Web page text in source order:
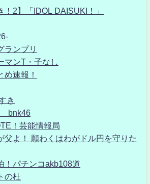
！2】「IDOL DAISUKI！」
ランプリ
マンT・子なし
め速報！
き
bnk46
！芸能情報局
父よ！ 願わくはわがドル円を守りた
！パチンコakb108道
の杜